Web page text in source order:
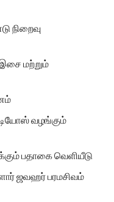
நிறைவு
மற்றும்
வழங்கும்
பதாகை வெளியீடு
ஜவஹர் பரமசிவம்